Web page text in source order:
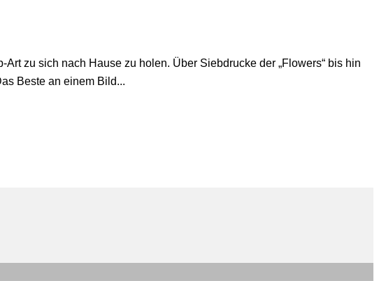
zu sich nach Hause zu holen. Über Siebdrucke der „Flowers“ bis hin
Beste an einem Bild...